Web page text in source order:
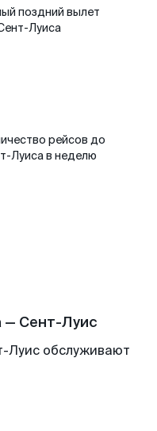
поздний вылет
Луиса
рейсов до
Луиса в неделю
— Сент-Луис
Луис обслуживают